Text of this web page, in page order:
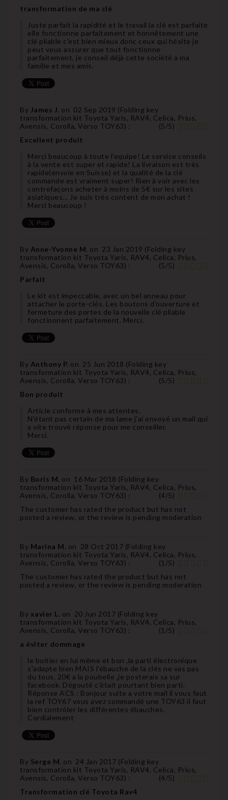
transformation de ma clé
Juste parfait la rapidité et le travail la clé est parfaite
elle fonctionne parfaitement et honnêtement une
clé pliable c'est bien mieux donc ceux qui hésite je
peut vous assurer que tout fonctionne
parfaitement, je conseil déjà cette société a ma
famille et mes amis.
By James J. on 02 Sep 2019 (Folding key
transformation kit Toyota Yaris, RAV4, Celica, Prius,
Avensis, Corolla, Verso TOY63) : (5/5)
Excellent produit
Merci beaucoup à toute l’equipe! Le service conseils
à la vente est super et rapide! La livraison est très
rapide(envoie en Suisse) et la qualité de la clé
commande est vraiment super! Rien à voir avec les
contrefaçons acheter à moins de 5€ sur les sites
asiatiques... Je suis très content de mon achat !
Merci beaucoup !
By Anne-Yvonne M. on 23 Jan 2019 (Folding key
transformation kit Toyota Yaris, RAV4, Celica, Prius,
Avensis, Corolla, Verso TOY63) : (5/5)
Parfait
Le kit est impeccable, avec un bel anneau pour
attacher le porte-clés. Les boutons d'ouverture et
fermeture des portes de la nouvelle clé pliable
fonctionnent parfaitement. Merci.
By Anthony P. on 25 Jun 2018 (Folding key
transformation kit Toyota Yaris, RAV4, Celica, Prius,
Avensis, Corolla, Verso TOY63) : (5/5)
Bon produit
Article conforme à mes attentes.
N'étant pas certain de ma lame j'ai envoyé un mail qui
a vite trouvé réponse pour me conseiller.
Merci.
By Boris M. on 16 Mar 2018 (Folding key
transformation kit Toyota Yaris, RAV4, Celica, Prius,
Avensis, Corolla, Verso TOY63) : (4/5)
The customer has rated the product but has not
posted a review, or the review is pending moderation
By Marina M. on 28 Oct 2017 (Folding key
transformation kit Toyota Yaris, RAV4, Celica, Prius,
Avensis, Corolla, Verso TOY63) : (1 /5)
The customer has rated the product but has not
posted a review, or the review is pending moderation
By xavier L. on 20 Jun 2017 (Folding key
transformation kit Toyota Yaris, RAV4, Celica, Prius,
Avensis, Corolla, Verso TOY63) : (1 /5)
a éviter dommage
le boitier en lui même et bon ,la parti électronique
s'adapte bien MAIS l'ébauche de la clés ne vas pas
du tous. 20€ a la poubelle ,je posterais sa sur
facebook. Dégouté c'était pourtant bien parti.
Réponse ACS : Bonjour suite a votre mail il vous faut
la ref TOY67 vous avez commandé une TOY63 il faut
bien contrôler les différentes ébauches.
Cordialement
By Serge M. on 24 Jan 2017 (Folding key
transformation kit Toyota Yaris, RAV4, Celica, Prius,
Avensis, Corolla, Verso TOY63) : (4/5)
Transformation clé Toyota Rav4